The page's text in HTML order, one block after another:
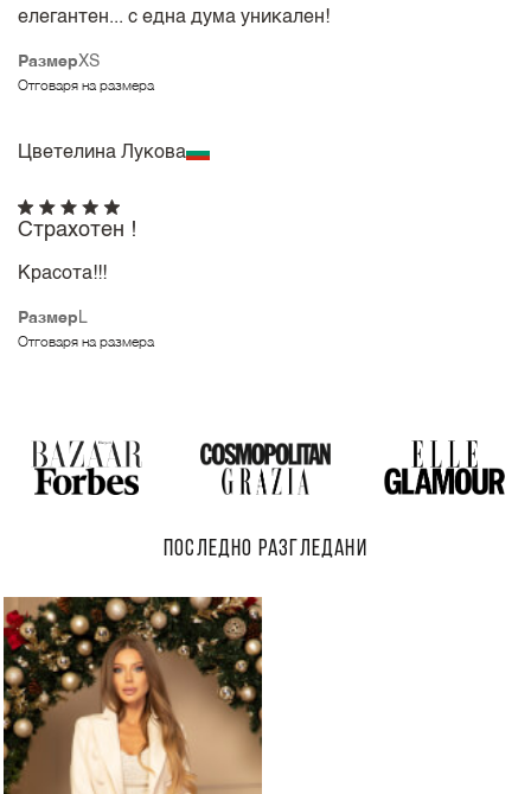
РазмерXS
Отговаря на размера
елегантен... с една дума уникален!
Цветелина Лукова
Размер L
Отговаря на размера
Страхотен !
Красота!!!
ПОСЛЕДНО РАЗГЛЕДАНИ